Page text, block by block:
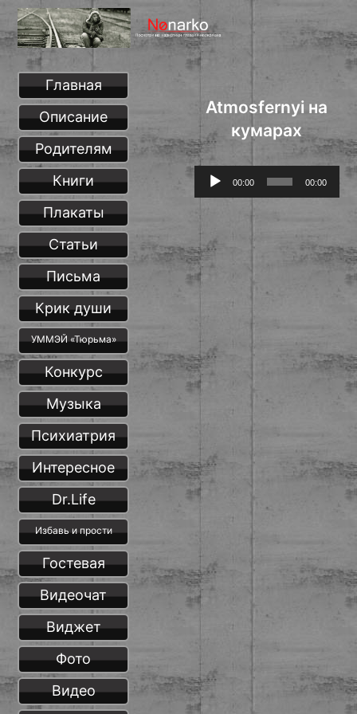
Atmosfernyi на
кумарах
Аудиоплеер
00:00 00:00
Главная
Описание
Родителям
Книги
Плакаты
Статьи
Письма
Крик души
УММЭЙ «Тюрьма»
Конкурс
Музыка
Психиатрия
Интересное
Dr.Life
Избавь и прости
Гостевая
Видеочат
Виджет
Фото
Видео